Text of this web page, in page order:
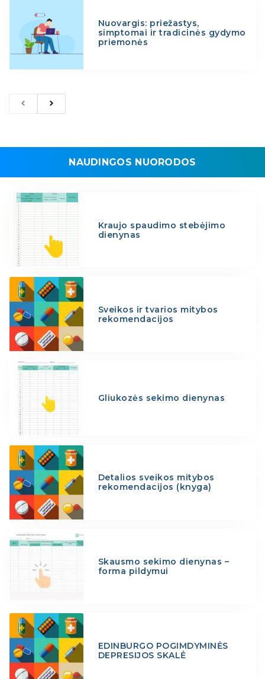
Nuovargis: priežastys,
simptomai ir tradicinės gydymo
priemonės
NAUDINGOS NUORODOS
Kraujo spaudimo stebėjimo
dienynas
Sveikos ir tvarios mitybos
rekomendacijos
Gliukozės sekimo dienynas
Detalios sveikos mitybos
rekomendacijos (knyga)
Skausmo sekimo dienynas –
forma pildymui
EDINBURGO POGIMDYMINĖS
DEPRESIJOS SKALĖ